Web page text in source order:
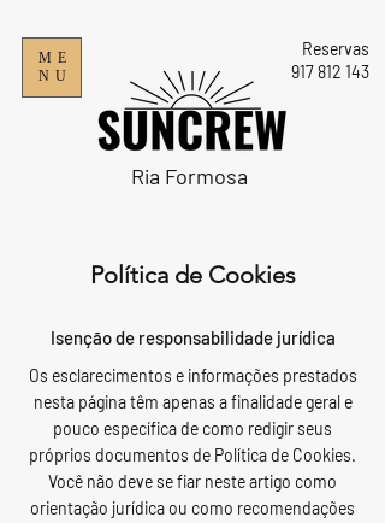
ME
NU
Reservas
917 812 143
Ria Formosa
Política de Cookies
Isenção de responsabilidade jurídica
Os esclarecimentos e informações prestados
nesta página têm apenas a finalidade geral e
pouco específica de como redigir seus
próprios documentos de Política de Cookies.
Você não deve se fiar neste artigo como
orientação jurídica ou como recomendações